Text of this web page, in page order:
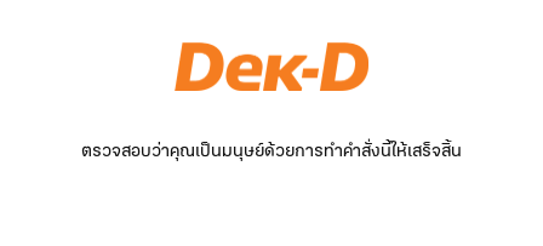
ตรวจสอบว่าคุณเป็นมนุษย์ด้วยการทำคำสั่งนี้ให้เสร็จสิ้น